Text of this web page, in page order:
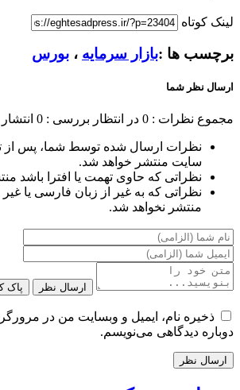
لینک کوتاه
برچسب ها :بازار سرمایه ، بورس
ارسال نظر شما
مجموع نظرات : 0 در انتظار بررسی : 0 انتشار
نظرات ارسال شده توسط شما، پس از
سایت منتشر خواهد شد.
نظراتی که حاوی تهمت یا افترا باشد
نظراتی که به غیر از زبان فارسی یا
منتشر نخواهد شد.
ارسال نظر پاک
ذخیره نام، ایمیل و وبسایت من در
دوباره دیدگاهی می‌نویسم.